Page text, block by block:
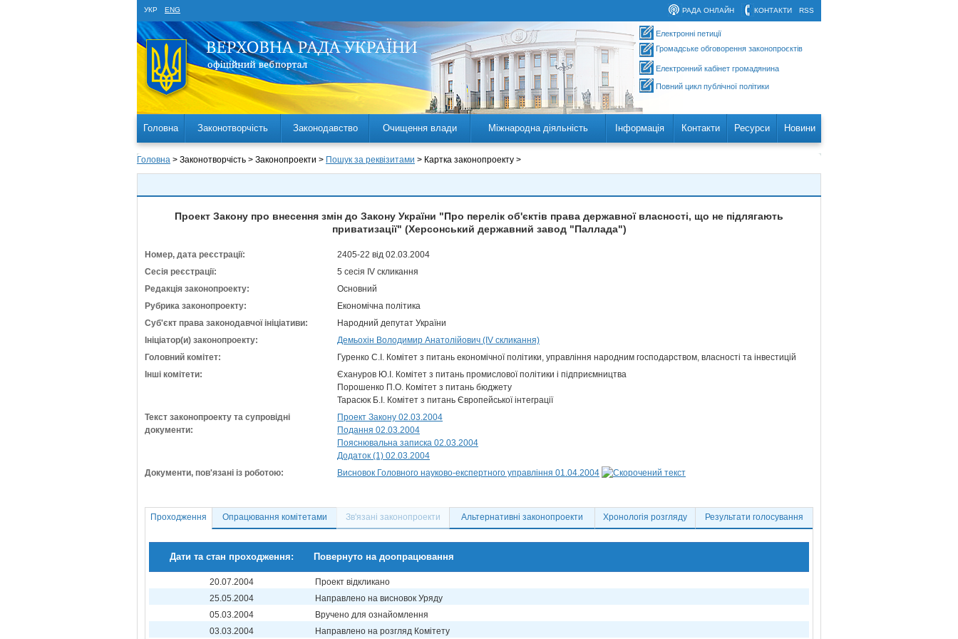
УКР ENG RSS
КОНТАКТИ
РАДА ОНЛАЙН
Електронні петиції
Громадське обговорення законопроєктів
Електронний кабінет громадянина
Повний цикл публічної політики
Головна Законотворчість Законодавство Очищення влади Міжнародна діяльність Інформація Контакти Ресурси Новини
Головна > Законотворчість > Законопроекти > Пошук за реквізитами > Картка законопроекту >
Проект Закону про внесення змін до Закону України "Про перелік об'єктів права державної власності, що не підлягають
приватизації" (Херсонський державний завод "Паллада")
Номер, дата реєстрації:
2405-22 від 02.03.2004
Сесія реєстрації:
5 сесія IV скликання
Редакція законопроекту:
Основний
Рубрика законопроекту:
Економічна політика
Суб'єкт права законодавчої ініціативи:
Народний депутат України
Ініціатор(и) законопроекту:
Демьохін Володимир Анатолійович (IV скликання)
Головний комітет:
Гуренко С.І. Комітет з питань економічної політики, управління народним господарством, власності та інвестицій
Інші комітети:
Єхануров Ю.І. Комітет з питань промислової політики і підприємництва
Порошенко П.О. Комітет з питань бюджету
Тарасюк Б.І. Комітет з питань Європейської інтеграції
Текст законопроекту та супровідні
документи:
Проект Закону 02.03.2004
Подання 02.03.2004
Пояснювальна записка 02.03.2004
Додаток (1) 02.03.2004
Документи, пов'язані із роботою:
Висновок Головного науково-експертного управління 01.04.2004
Проходження Опрацювання комітетами Зв'язані законопроекти Альтернативні законопроекти Хронологія розгляду Результати голосування
Дати та стан проходження: Повернуто на доопрацювання
20.07.2004
Проект відкликано
25.05.2004
Направлено на висновок Уряду
05.03.2004
Вручено для ознайомлення
03.03.2004
Направлено на розгляд Комітету